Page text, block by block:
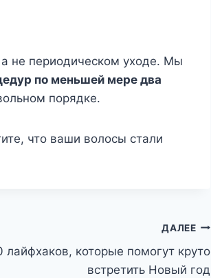
не периодическом уходе. Мы
по меньшей мере два
порядке.
что ваши волосы стали
ДАЛЕЕ
лайфхаков, которые помогут круто
встретить Новый год